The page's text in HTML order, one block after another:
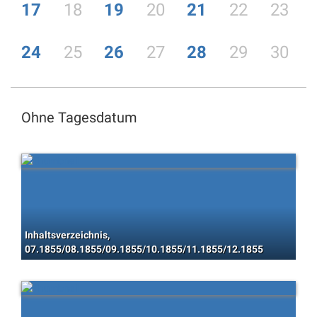
17 18 19 20 21 22 23
24 25 26 27 28 29 30
Ohne Tagesdatum
Inhaltsverzeichnis,
07.1855/08.1855/09.1855/10.1855/11.1855/12.1855